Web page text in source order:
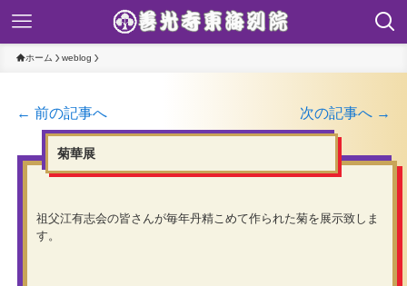
ホーム weblog
← 前の記事へ 次の記事へ →
菊華展
祖父江有志会の皆さんが毎年丹精こめて作られた菊を展示致しま
す。